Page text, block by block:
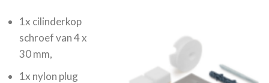
1x cilinderkop
schroef van 4 x
30 mm,
1x nylon plug